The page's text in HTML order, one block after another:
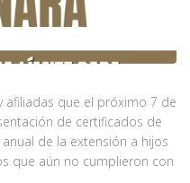
que el próximo 7 de
de certificados de
de la extensión a hijos
que aún no cumplieron con